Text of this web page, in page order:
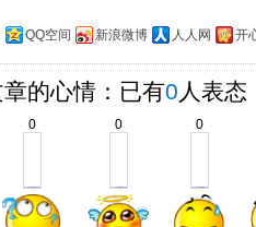
QQ空间 新浪微博 人人网 开
的心情：已有0 人表态
0 0 0